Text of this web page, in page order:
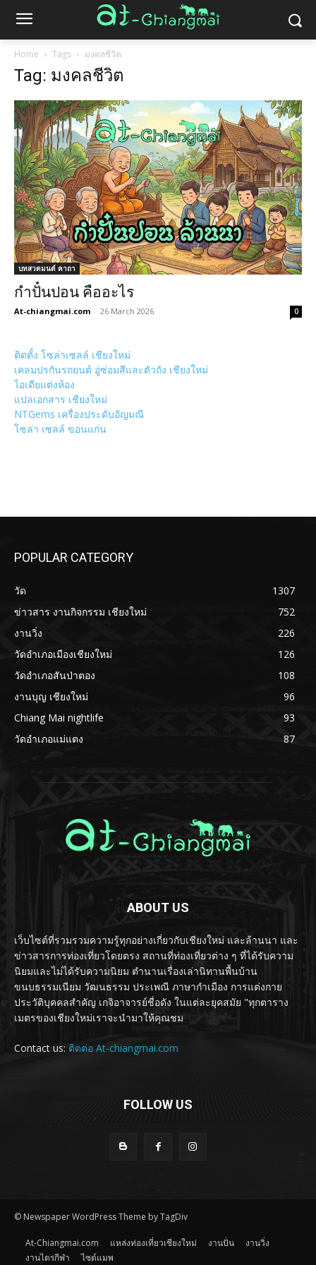
Home Tags มงคลชีวิต
Tag: มงคลชีวิต
บทสวดมนต์ คาถา
กำปั๋นปอน คืออะไร
At-chiangmai.com - 26 March 2026 0
ติดตั้ง โซล่าเซลล์ เชียงใหม่
เคลมปรกันรถยนต์ อู่ซ่อมสีและตัวถัง เชียงใหม่
ไอเดียแต่งห้อง
แปลเอกสาร เชียงใหม่
NTGems เครื่องประดับอัญมณี
โซล่า เซลล์ ขอนแก่น
POPULAR CATEGORY
วัด
1307
ข่าวสาร งานกิจกรรม เชียงใหม่
752
งานวิ่ง
226
วัดอำเภอเมืองเชียงใหม่
126
วัดอำเภอสันป่าตอง
108
งานบุญ เชียงใหม่
96
Chiang Mai nightlife
93
วัดอำเภอแม่แตง
87
ABOUT US
เว็บไซต์ที่รวมรวมความรู้ทุกอย่างเกี่ยวกับเชียงใหม่ และล้านนา และ
ข่าวสารการท่องเที่ยวโดยตรง สถานที่ท่องเที่ยวต่าง ๆ ที่ได้รับความ
นิยมและไม่ได้รับความนิยม ตำนานเรื่องเล่านิทานพื้นบ้าน
ขนบธรรมเนียม วัฒนธรรม ประเพณี ภาษากำเมือง การแต่งกาย
ประวัติบุคคลสำคัญ เกจิอาจารย์ชื่อดัง ในแต่ละยุคสมัย "ทุกตาราง
เมตรของเชียงใหม่เราจะนำมาให้คุณชม
Contact us: ติดต่อ At-chiangmai.com
FOLLOW US
© Newspaper WordPress Theme by TagDiv
At-Chiangmai.com แหล่งท่องเที่ยวเชียงใหม่ งานปั่น
งานวิ่ง
งานไตรกีฬา
ไซต์แมพ